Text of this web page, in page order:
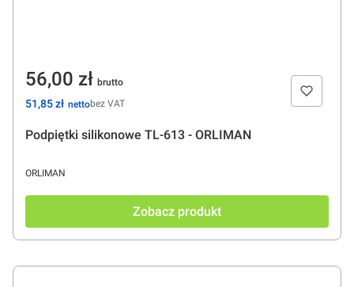
Podpiętki silikonowe TL-613 - ORLIMAN
PRODUCENT
ORLIMAN
Cena
56,00 zł
Cena
51,85 zł bez VAT
Zobacz produkt